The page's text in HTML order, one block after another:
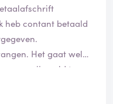
heb contant betaald
Het gaat wel
om mijn geld terug